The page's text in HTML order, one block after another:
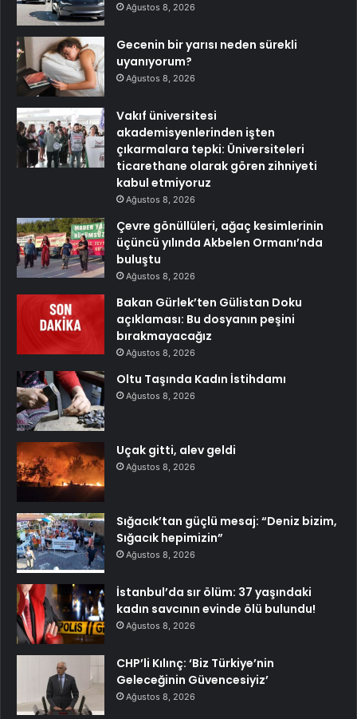
Ağustos 8, 2026
Gecenin bir yarısı neden sürekli
uyanıyorum?
Ağustos 8, 2026
Vakıf üniversitesi
akademisyenlerinden işten
çıkarmalara tepki: Üniversiteleri
ticarethane olarak gören zihniyeti
kabul etmiyoruz
Ağustos 8, 2026
Çevre gönüllüleri, ağaç kesimlerinin
üçüncü yılında Akbelen Ormanı’nda
buluştu
Ağustos 8, 2026
Bakan Gürlek’ten Gülistan Doku
açıklaması: Bu dosyanın peşini
bırakmayacağız
Ağustos 8, 2026
Oltu Taşında Kadın İstihdamı
Ağustos 8, 2026
Uçak gitti, alev geldi
Ağustos 8, 2026
Sığacık’tan güçlü mesaj: “Deniz bizim,
Sığacık hepimizin”
Ağustos 8, 2026
İstanbul’da sır ölüm: 37 yaşındaki
kadın savcının evinde ölü bulundu!
Ağustos 8, 2026
CHP’li Kılınç: ‘Biz Türkiye’nin
Geleceğinin Güvencesiyiz’
Ağustos 8, 2026